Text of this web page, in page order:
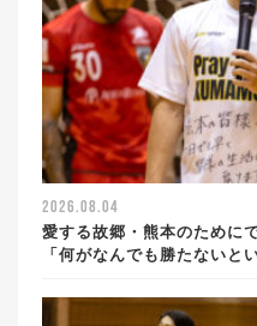
2026.08.04
愛する故郷・熊本のために
「何がなんでも勝たない